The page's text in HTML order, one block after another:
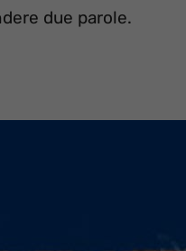
due parole.